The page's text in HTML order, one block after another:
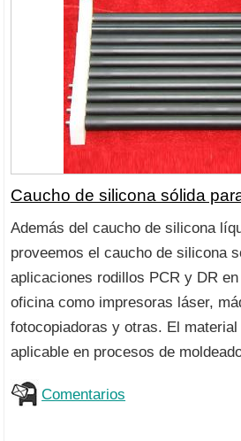
Caucho de silicona sólida
Además del caucho de silicona
proveemos el caucho de silicona
aplicaciones rodillos PCR y DR
oficina como impresoras láser,
fotocopiadoras y otras. El
aplicable en procesos de
Comentarios